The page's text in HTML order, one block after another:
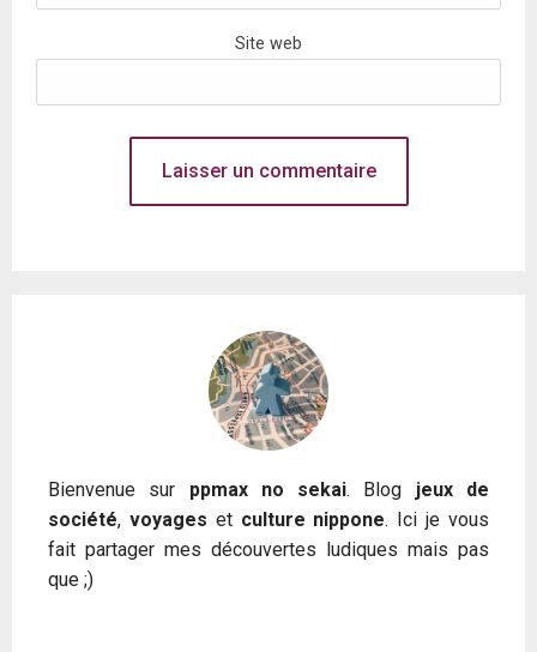
Site web
Bienvenue sur ppmax no sekai. Blog jeux de
société, voyages et culture nippone. Ici je vous
fait partager mes découvertes ludiques mais pas
que ;)